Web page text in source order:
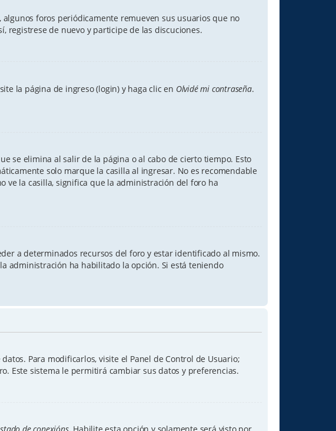
foros periódicamente remueven sus usuarios que no
registrese de nuevo y participe de las discuciones.
la página de ingreso (login) y haga clic en Olvidé mi contraseña.
se elimina al salir de la página o al cabo de cierto tiempo. Esto
solo marque la casilla al ingresar. No es recomendable
ve la casilla, significa que la administración del foro ha
a determinados recursos del foro y estar identificado al mismo.
administración ha habilitado la opción. Si está teniendo
Para modificarlos, visite el Panel de Control de Usuario;
Este sistema le permitirá cambiar sus datos y preferencias.